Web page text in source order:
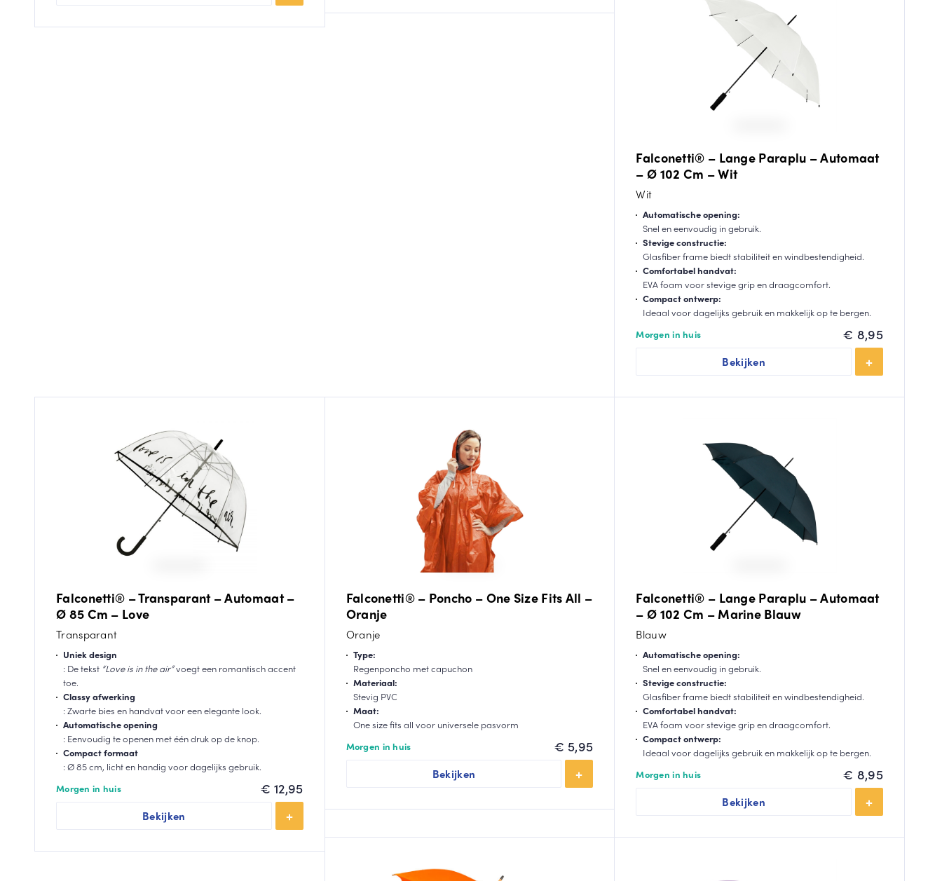
Falconetti® – Lange Paraplu – Automaat
– Ø 102 Cm – Wit
€ 8,95
Wit
Automatische opening:
Snel en eenvoudig in gebruik.
Stevige constructie:
Glasfiber frame biedt stabiliteit en windbestendigheid.
Comfortabel handvat:
EVA foam voor stevige grip en draagcomfort.
Compact ontwerp:
Ideaal voor dagelijks gebruik en makkelijk op te bergen.
Morgen in huis
Bekijken
Falconetti® – Transparant – Automaat –
Ø 85 Cm – Love
€ 12,95
Transparant
Uniek design
: De tekst “Love is in the air”voegt een romantisch accent
toe.
Classy afwerking
: Zwarte bies en handvat voor een elegante look.
Automatische opening
: Eenvoudig te openen met één druk op de knop.
Compact formaat
: Ø 85 cm, licht en handig voor dagelijks gebruik.
Morgen in huis
Bekijken
Falconetti® – Poncho – One Size Fits All –
Oranje
€ 5,95
Oranje
Type:
Regenponcho met capuchon
Materiaal:
Stevig PVC
Maat:
One size fits all voor universele pasvorm
Morgen in huis
Bekijken
Falconetti® – Lange Paraplu – Automaat
– Ø 102 Cm – Marine Blauw
€ 8,95
Blauw
Automatische opening:
Snel en eenvoudig in gebruik.
Stevige constructie:
Glasfiber frame biedt stabiliteit en windbestendigheid.
Comfortabel handvat:
EVA foam voor stevige grip en draagcomfort.
Compact ontwerp:
Ideaal voor dagelijks gebruik en makkelijk op te bergen.
Morgen in huis
Bekijken